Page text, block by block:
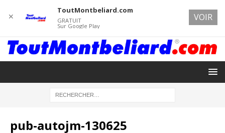
pub-autojm-130625
✕
ToutMontbeliard.com
GRATUIT
Sur Google Play
VOIR